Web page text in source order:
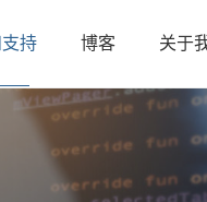
持 博客 关于